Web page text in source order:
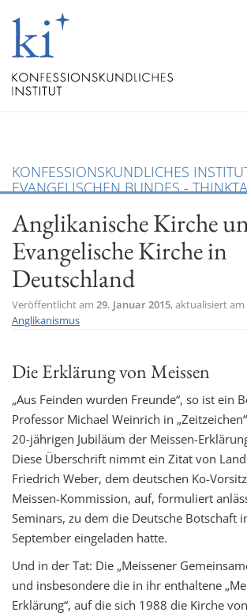
KONFESSIONSKUNDLICHES
EVANGELISCHEN BUNDES -
Anglikanische Kirche
Evangelische Kirche in
Deutschland
Veröffentlicht am 29. Januar 2015, aktualisiert am
Anglikanismus
Die Erklärung von Meissen
„Aus Feinden wurden Freunde“, so ist ein
Professor Michael Weinrich in
20-jährigen Jubiläum der Meissen-
Diese Überschrift nimmt ein Zitat von
Friedrich Weber, dem deutschen Ko-
Meissen-Kommission, auf, formuliert
Seminars, zu dem die Deutsche Botschaft
September eingeladen hatte.
Und in der Tat: Die „Meissener
und insbesondere die in ihr enthaltene
Erklärung“, auf die sich 1988 die Kirche